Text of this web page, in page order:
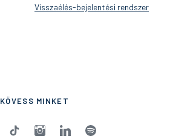
Visszaélés-bejelentési rendszer
KÖVESS MINKET